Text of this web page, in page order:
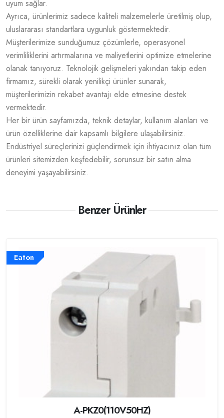
uyum sağlar.
Ayrıca, ürünlerimiz sadece kaliteli malzemelerle üretilmiş olup,
uluslararası standartlara uygunluk göstermektedir.
Müşterilerimize sunduğumuz çözümlerle, operasyonel
verimliliklerini artırmalarına ve maliyetlerini optimize etmelerine
olanak tanıyoruz. Teknolojik gelişmeleri yakından takip eden
firmamız, sürekli olarak yenilikçi ürünler sunarak,
müşterilerimizin rekabet avantajı elde etmesine destek
vermektedir.
Her bir ürün sayfamızda, teknik detaylar, kullanım alanları ve
ürün özelliklerine dair kapsamlı bilgilere ulaşabilirsiniz.
Endüstriyel süreçlerinizi güçlendirmek için ihtiyacınız olan tüm
ürünleri sitemizden keşfedebilir, sorunsuz bir satın alma
deneyimi yaşayabilirsiniz.
Benzer Ürünler
Eaton
A-PKZ0(110V50HZ)